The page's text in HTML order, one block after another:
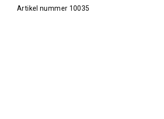
Artikel nummer 10035